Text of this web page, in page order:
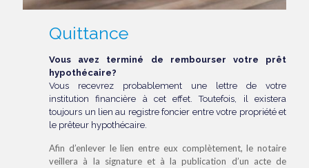
Quittance
Vous avez terminé de rembourser votre prêt
hypothécaire?
Vous recevrez probablement une lettre de votre
institution financière à cet effet. Toutefois, il existera
toujours un lien au registre foncier entre votre propriété et
le prêteur hypothécaire.
Afin d’enlever le lien entre eux complètement, le notaire
veillera à la signature et à la publication d’un acte de